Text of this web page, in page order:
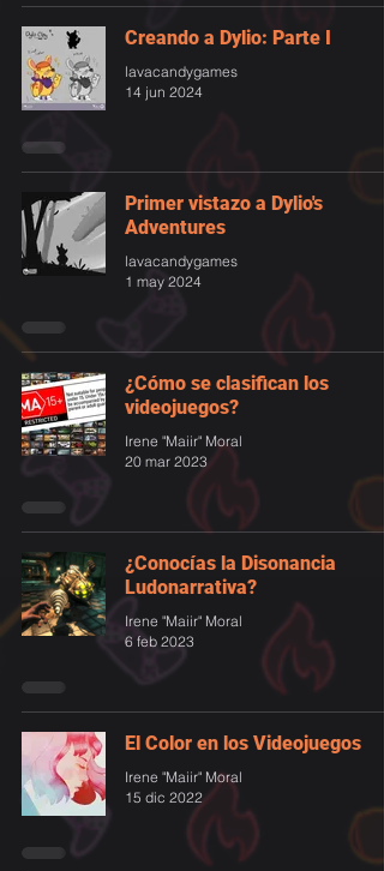
Creando a Dylio: Parte I
lavacandygames
14 jun 2024
Primer vistazo a Dylio's
Adventures
lavacandygames
1 may 2024
¿Cómo se clasifican los
videojuegos?
Irene "Maiir" Moral
20 mar 2023
¿Conocías la Disonancia
Ludonarrativa?
Irene "Maiir" Moral
6 feb 2023
El Color en los Videojuegos
Irene "Maiir" Moral
15 dic 2022